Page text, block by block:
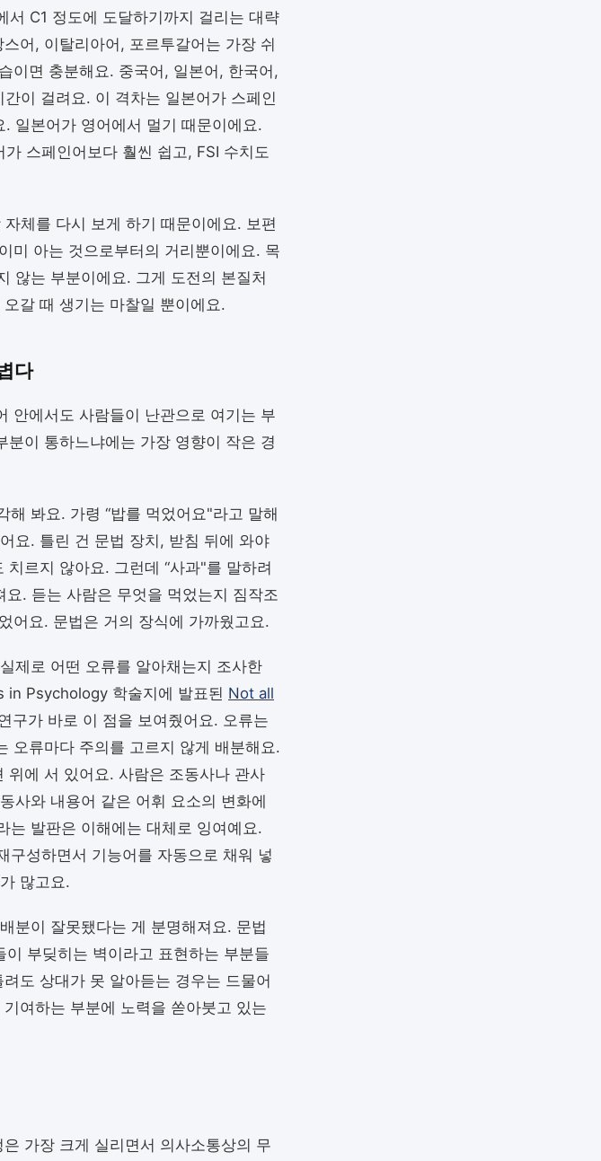
C1 정도에 도달하기까지 걸리는 대략
어, 이탈리아어, 포르투갈어는 가장 쉬
이면 충분해요. 중국어, 일본어, 한국어,
이 걸려요. 이 격차는 일본어가 스페인
일본어가 영어에서 멀기 때문이에요.
스페인어보다 훨씬 쉽고, FSI 수치도
자체를 다시 보게 하기 때문이에요. 보편
미 아는 것으로부터의 거리뿐이에요. 목
않는 부분이에요. 그게 도전의 본질처
갈 때 생기는 마찰일 뿐이에요.
다
안에서도 사람들이 난관으로 여기는 부
이 통하느냐에는 가장 영향이 작은 경
봐요. 가령 “밥를 먹었어요"라고 말해
요. 틀린 건 문법 장치, 받침 뒤에 와야
르지 않아요. 그런데 “사과"를 말하려
. 듣는 사람은 무엇을 먹었는지 짐작조
어요. 문법은 거의 장식에 가까웠고요.
제로 어떤 오류를 알아채는지 조사한
Psychology 학술지에 발표된 Not all
구가 바로 이 점을 보여줬어요. 오류는
오류마다 주의를 고르지 않게 배분해요.
위에 서 있어요. 사람은 조동사나 관사
사와 내용어 같은 어휘 요소의 변화에
는 발판은 이해에는 대체로 잉여예요.
구성하면서 기능어를 자동으로 채워 넣
많고요.
분이 잘못됐다는 게 분명해져요. 문법
부딪히는 벽이라고 표현하는 부분들
도 상대가 못 알아듣는 경우는 드물어
여하는 부분에 노력을 쏟아붓고 있는
가장 크게 실리면서 의사소통상의 무